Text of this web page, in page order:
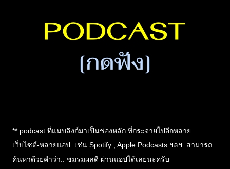
** podcast ที่แนบลิงก์มาเป็นช่องหลัก ที่กระจายไปอีกหลาย
เว็บไซต์-หลายแอป เช่น Spotify , Apple Podcasts ฯลฯ สามารถ
ค้นหาด้วยคำว่า.. ชมรมผลดี ผ่านแอปได้เลยนะครับ